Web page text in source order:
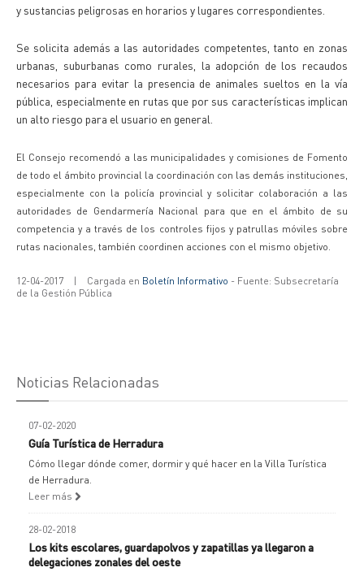
y sustancias peligrosas en horarios y lugares correspondientes.
Se solicita además a las autoridades competentes, tanto en zonas
urbanas, suburbanas como rurales, la adopción de los recaudos
necesarios para evitar la presencia de animales sueltos en la vía
pública, especialmente en rutas que por sus características implican
un alto riesgo para el usuario en general.
El Consejo recomendó a las municipalidades y comisiones de Fomento
de todo el ámbito provincial la coordinación con las demás instituciones,
especialmente con la policía provincial y solicitar colaboración a las
autoridades de Gendarmería Nacional para que en el ámbito de su
competencia y a través de los controles fijos y patrullas móviles sobre
rutas nacionales, también coordinen acciones con el mismo objetivo.
12-04-2017 | Cargada en Boletín Informativo - Fuente: Subsecretaría
de la Gestión Pública
Noticias Relacionadas
07-02-2020
Guía Turística de Herradura
Cómo llegar dónde comer, dormir y qué hacer en la Villa Turística
de Herradura.
Leer más
28-02-2018
Los kits escolares, guardapolvos y zapatillas ya llegaron a
delegaciones zonales del oeste